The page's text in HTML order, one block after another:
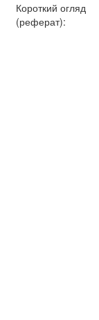
Короткий огляд
(реферат):